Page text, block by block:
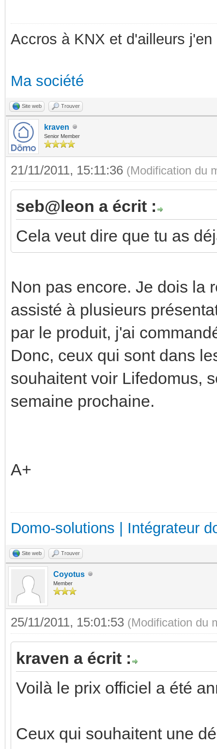
Accros à KNX et d'ailleurs
Ma société
Site web Trouver
kraven
Senior Member
21/11/2011, 15:11:36 (Modification du
seb@leon a écrit :
Cela veut dire que tu as
Non pas encore. Je dois la
assisté à plusieurs
par le produit, j'ai
Donc, ceux qui sont dans
souhaitent voir Lifedomus,
semaine prochaine.
A+
Domo-solutions | Intégrateur
Site web Trouver
Coyotus
Member
25/11/2011, 15:01:53 (Modification du
kraven a écrit :
Voilà le prix officiel a été
Ceux qui souhaitent une